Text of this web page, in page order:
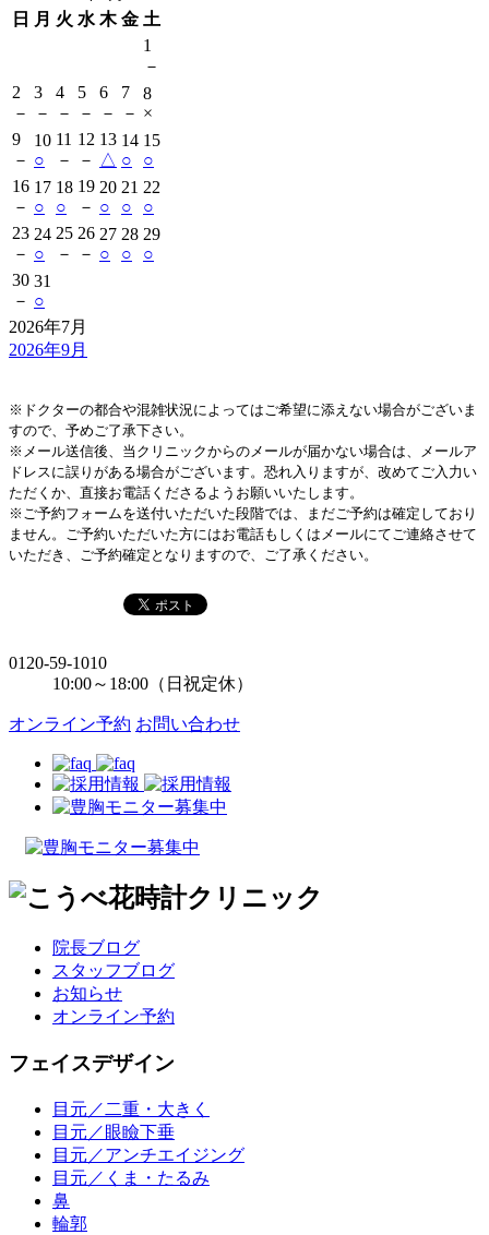
日
月 火 水 木 金 土
1
－
2
－
3
－
4
－
5
－
6
－
7
－
8
×
9
－
10
○
11
－
12
－
13
△
14
○
15
○
16
－
17
○
18
○
19
－
20
○
21
○
22
○
23
－
24
○
25
－
26
－
27
○
28
○
29
○
30
－
31
○
2026年7月
2026年9月
※ドクターの都合や混雑状況によってはご希望に添えない場合がございま
すので、予めご了承下さい。
※メール送信後、当クリニックからのメールが届かない場合は、メールア
ドレスに誤りがある場合がございます。恐れ入りますが、改めてご入力い
ただくか、直接お電話くださるようお願いいたします。
※ご予約フォームを送付いただいた段階では、まだご予約は確定しており
ません。ご予約いただいた方にはお電話もしくはメールにてご連絡させて
いただき、ご予約確定となりますので、ご了承ください。
0120-59-1010
10:00～18:00（日祝定休）
オンライン予約 お問い合わせ
院長ブログ
スタッフブログ
お知らせ
オンライン予約
フェイスデザイン
目元／二重・大きく
目元／眼瞼下垂
目元／アンチエイジング
目元／くま・たるみ
鼻
輪郭